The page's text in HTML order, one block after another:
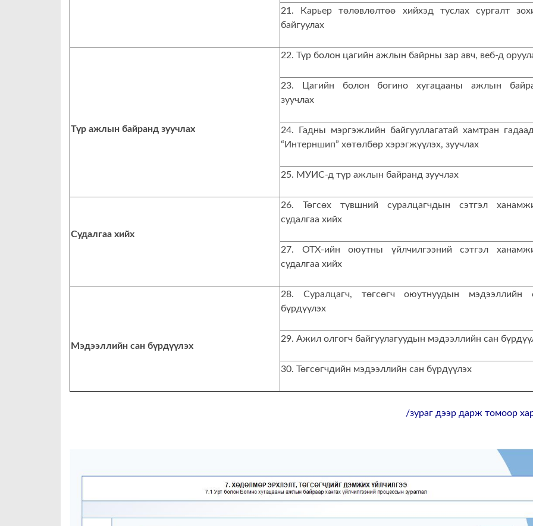
21. Карьер төлөвлөлтөө хийхэд туслах сургалт
байгуулах
Түр ажлын байранд зуучлах
22. Түр болон цагийн ажлын байрны зар авч, веб-д
23. Цагийн болон богино хугацааны ажлын
зуучлах
24. Гадны мэргэжлийн байгууллагатай хамтран
“Интерншип” хөтөлбөр хэрэгжүүлэх, зуучлах
25. МУИС-д түр ажлын байранд зуучлах
Судалгаа хийх
26. Төгсөх түвшний суралцагчдын сэтгэл
судалгаа хийх
27. ОТХ-ийн оюутны үйлчилгээний сэтгэл
судалгаа хийх
Мэдээллийн сан бүрдүүлэх
28. Суралцагч, төгсөгч оюутнуудын мэдээллийн
бүрдүүлэх
29. Ажил олгогч байгуулагуудын мэдээллийн сан
30. Төгсөгчдийн мэдээллийн сан бүрдүүлэх
/зураг дээр дарж томоор